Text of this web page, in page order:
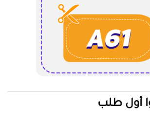
أول طلب